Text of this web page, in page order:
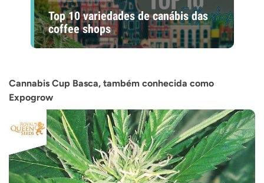
Top 10 variedades de canábis das
coffee shops
Cannabis Cup Basca, também conhecida como
Expogrow